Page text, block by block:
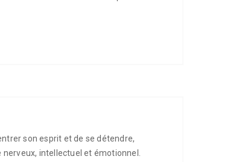
son esprit et de se détendre,
intellectuel et émotionnel.